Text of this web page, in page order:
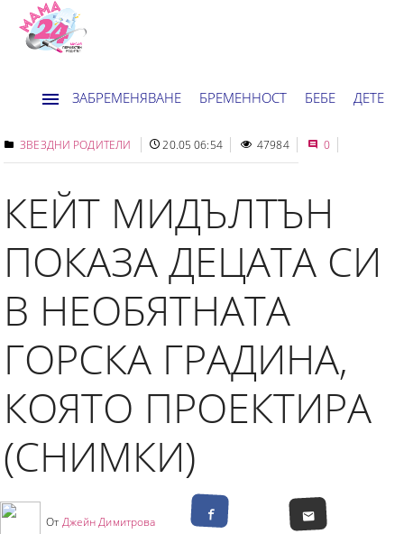
ЗАБРЕМЕНЯВАНЕ БРЕМЕННОСТ БЕБЕ ДЕТЕ
ДОМ НОВИНИ ХОРОСКОП
ЗВЕЗДНИ РОДИТЕЛИ 20.05 06:54 47984 0
КЕЙТ МИДЪЛТЪН
ПОКАЗА ДЕЦАТА СИ
В НЕОБЯТНАТА
ГОРСКА ГРАДИНА,
КОЯТО ПРОЕКТИРА
(СНИМКИ)
От Джейн Димитрова